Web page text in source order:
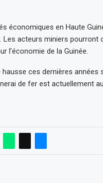
économiques en Haute
acteurs miniers pourront
l’économie de la Guinée.
ces dernières années
de fer est actuellement